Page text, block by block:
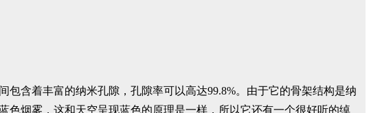
含着丰富的纳米孔隙，孔隙率可以高达99.8%。由于它的骨架结构是纳
烟雾，这和天空呈现蓝色的原理是一样，所以它还有一个很好听的绰